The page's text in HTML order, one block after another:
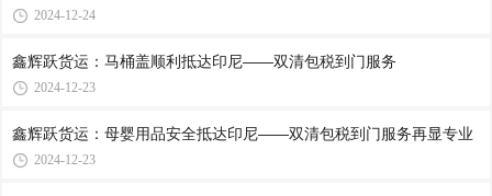
2024-12-24
鑫辉跃货运：马桶盖顺利抵达印尼——双清包税到门服务
2024-12-23
鑫辉跃货运：母婴用品安全抵达印尼——双清包税到门服务再显专业
2024-12-23